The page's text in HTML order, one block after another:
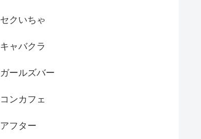
セクいちゃ
キャバクラ
ガールズバー
コンカフェ
アフター